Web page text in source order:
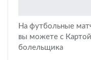
На футбольные
вы можете с Картой
болельщика